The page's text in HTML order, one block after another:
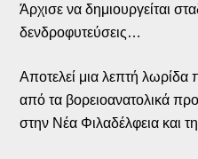
Άρχισε να δημιουργείται
δενδροφυτεύσεις…
Αποτελεί μια λεπτή
από τα βορειοανατολικά
στην Νέα Φιλαδέλφεια και